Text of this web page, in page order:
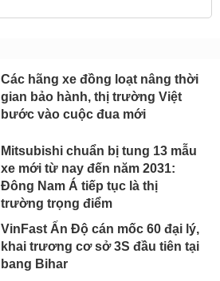
Các hãng xe đồng loạt nâng thời
gian bảo hành, thị trường Việt
bước vào cuộc đua mới
Mitsubishi chuẩn bị tung 13 mẫu
xe mới từ nay đến năm 2031:
Đông Nam Á tiếp tục là thị
trường trọng điểm
VinFast Ấn Độ cán mốc 60 đại lý,
khai trương cơ sở 3S đầu tiên tại
bang Bihar